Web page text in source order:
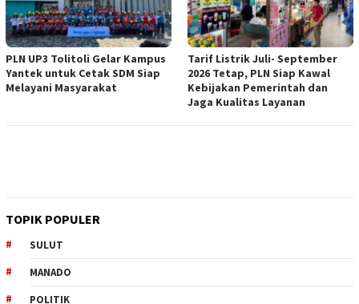
PLN UP3 Tolitoli Gelar Kampus
Yantek untuk Cetak SDM Siap
Melayani Masyarakat
Tarif Listrik Juli- September
2026 Tetap, PLN Siap Kawal
Kebijakan Pemerintah dan
Jaga Kualitas Layanan
TOPIK POPULER
SULUT
MANADO
POLITIK